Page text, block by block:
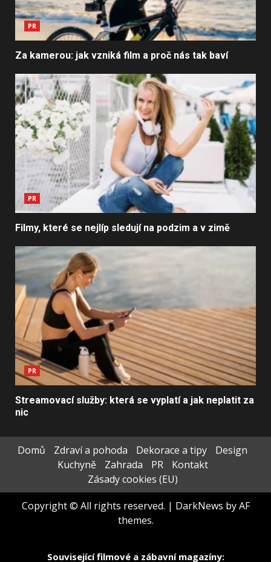
PR
Za kamerou: jak vzniká film a proč nás tak baví
PR
Filmy, které se nejlíp sledují na podzim a v zimě
PR
Streamovací služby: která se vyplatí a jak neplatit za
nic
Domů Zdraví a pohoda Dekorace a tipy
Design
Kuchyně
Zahrada PR
Kontakt
Zásady cookies (EU)
Copyright © All rights reserved. | DarkNews by AF
themes.
Související filmové a zábavní magazíny: